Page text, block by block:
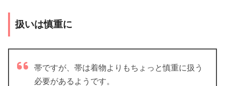
扱いは慎重に
帯ですが、帯は着物よりもちょっと慎重に扱う
必要があるようです。